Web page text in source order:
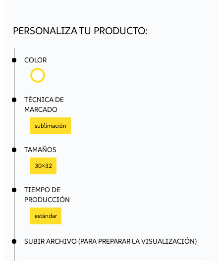
necesidades de tu empresa.
COLOR
TÉCNICA DE
MARCADO
sublimación
TAMAÑOS
30×32
TIEMPO DE
PRODUCCIÓN
estándar
SUBIR ARCHIVO (PARA PREPARAR LA VISUALIZACIÓN)